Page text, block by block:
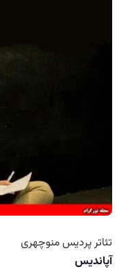
تئاتر پردیس منوچهری
آپاندیس